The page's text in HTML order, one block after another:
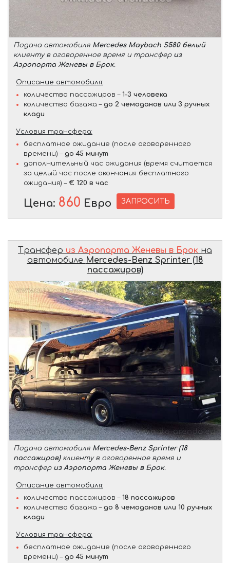
Подача автомобиля Mercedes Maybach S580 белый
клиенту в оговоренное время и трансфер из
Аэропорта Женевы в Брок.
Описание автомобиля:
количество пассажиров – 1-3 человека
количество багажа – до 2 чемоданов или 3 ручных
клади
Условия трансфера:
бесплатное ожидание (после оговоренного
времени) – до 45 минут
дополнительный час ожидания (время считается
за целый час после окончания бесплатного
ожидания) – € 120 в час
Цена: 860 Евро ЗАПРОСИТЬ
Трансфер из Аэропорта Женевы в Брок на
автомобиле Mercedes-Benz Sprinter (18
пассажиров)
Подача автомобиля Mercedes-Benz Sprinter (18
пассажиров)клиенту в оговоренное время и
трансфер из Аэропорта Женевы в Брок.
Описание автомобиля:
количество пассажиров – 18 пассажиров
количество багажа – до 8 чемоданов или 10 ручных
клади
Условия трансфера:
бесплатное ожидание (после оговоренного
времени) – до 45 минут